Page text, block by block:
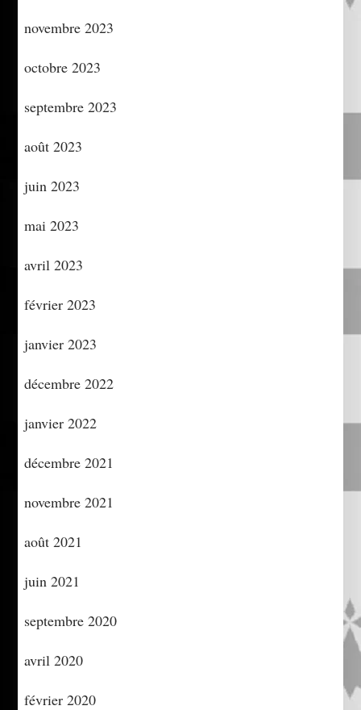
novembre 2023
octobre 2023
septembre 2023
août 2023
juin 2023
mai 2023
avril 2023
février 2023
janvier 2023
décembre 2022
janvier 2022
décembre 2021
novembre 2021
août 2021
juin 2021
septembre 2020
avril 2020
février 2020